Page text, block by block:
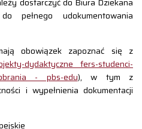
udokumentowania
obowiązek zapoznać się z
dydaktyczne fers-studenci-
- pbs-edu), w tym z
i wypełnienia dokumentacji